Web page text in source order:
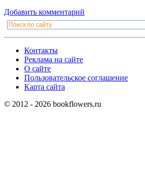
Добавить комментарий
Контакты
Реклама на сайте
О сайте
Пользовательское соглашение
Карта сайта
© 2012 - 2026 bookflowers.ru